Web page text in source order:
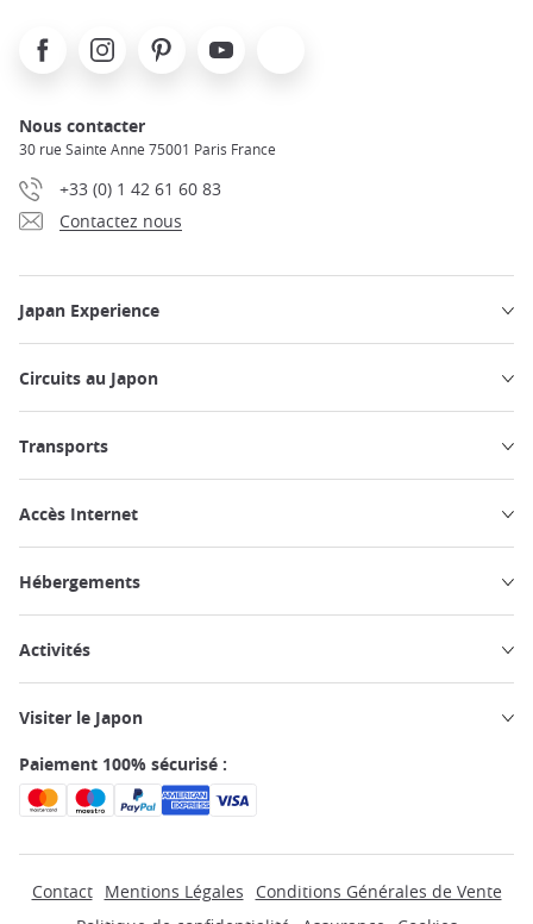
FacebookInstagramPinterest Youtube
Nous contacter
30 rue Sainte Anne 75001 Paris France
+33 (0) 1 42 61 60 83
Contactez nous
Japan Experience
Circuits au Japon
Transports
Accès Internet
Hébergements
Activités
Visiter le Japon
Paiement 100% sécurisé :
Contact Mentions Légales
Conditions Générales de Vente